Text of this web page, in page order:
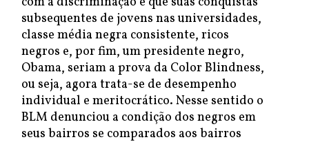
subsequentes de jovens nas universidades,
classe média negra consistente, ricos
negros e, por fim, um presidente negro,
Obama, seriam a prova da Color Blindness,
ou seja, agora trata-se de desempenho
individual e meritocrático. Nesse sentido o
BLM denunciou a condição dos negros em
seus bairros se comparados aos bairros